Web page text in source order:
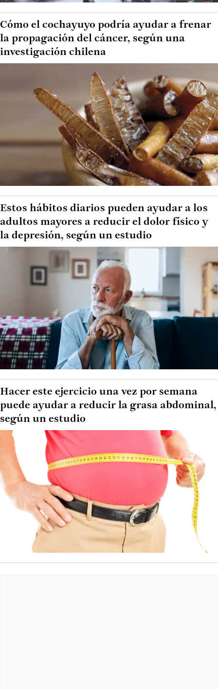
Cómo el cochayuyo podría ayudar a frenar
la propagación del cáncer, según una
investigación chilena
Estos hábitos diarios pueden ayudar a los
adultos mayores a reducir el dolor físico y
la depresión, según un estudio
Hacer este ejercicio una vez por semana
puede ayudar a reducir la grasa abdominal,
según un estudio